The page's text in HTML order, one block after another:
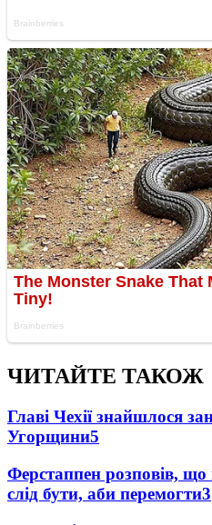
ЧИТАЙТЕ ТАКОЖ
Главі Чехії знайшлося
Угорщини5
Ферстаппен розповів,
слід бути, аби перемогти3